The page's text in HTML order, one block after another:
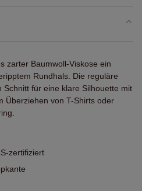
zarter Baumwoll-Viskose ein
Rundhals. Die reguläre
Schnitt für eine klare Silhouette mit
Überziehen von T-Shirts oder
zertifiziert